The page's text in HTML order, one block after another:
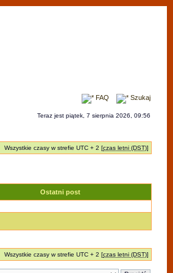
FAQ Szukaj
Teraz jest piątek, 7 sierpnia 2026, 09:56
Wszystkie czasy w strefie UTC + 2 [czas letni (DST)]
Ostatni post
Wszystkie czasy w strefie UTC + 2 [czas letni (DST)]